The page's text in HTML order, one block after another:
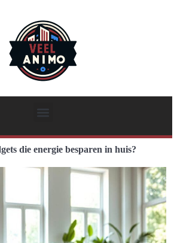
die energie besparen in huis?